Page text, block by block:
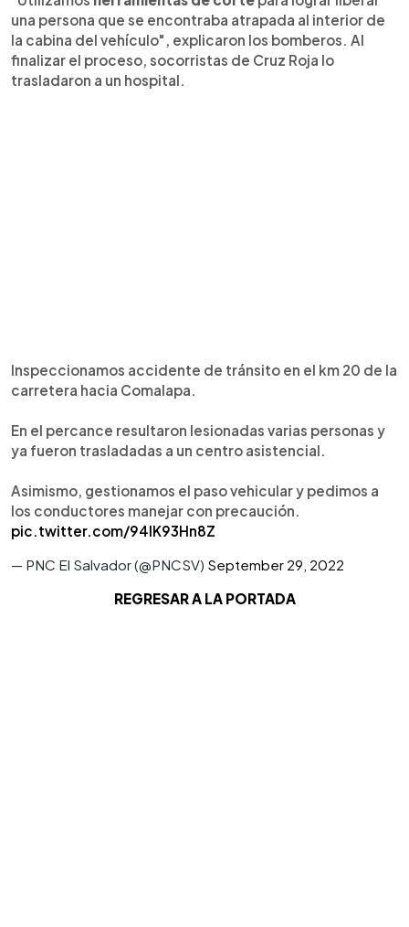
una persona que se encontraba atrapada al interior de
la cabina del vehículo", explicaron los bomberos. Al
finalizar el proceso, socorristas de Cruz Roja lo
trasladaron a un hospital.
Inspeccionamos accidente de tránsito en el km 20 de la
carretera hacia Comalapa.
En el percance resultaron lesionadas varias personas y
ya fueron trasladadas a un centro asistencial.
Asimismo, gestionamos el paso vehicular y pedimos a
los conductores manejar con precaución.
pic.twitter.com/94lK93Hn8Z
— PNC El Salvador (@PNCSV) September 29, 2022
REGRESAR A LA PORTADA